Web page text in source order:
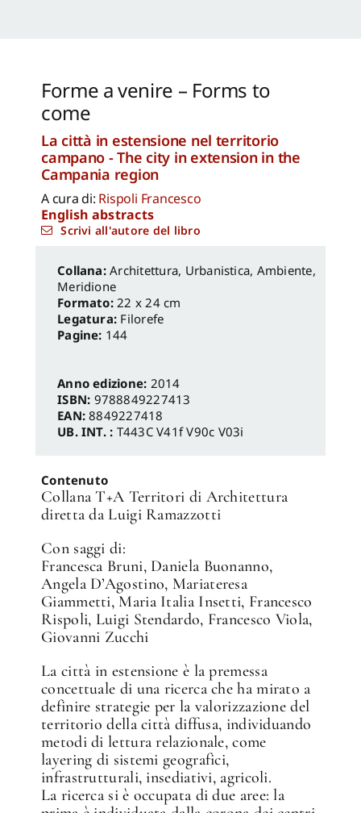
Forme a venire – Forms to
come
La città in estensione nel territorio
campano - The city in extension in the
Campania region
A cura di: Rispoli Francesco
English abstracts
Scrivi all'autore del libro
Architettura, Urbanistica, Ambiente,
Meridione
Formato:22 x 24 cm
Legatura: Filorefe
Pagine: 144
Anno edizione: 2014
ISBN: 9788849227413
EAN:8849227418
UB. INT. : T443C V41f V90c V03i
Contenuto
Collana T+A Territori di Architettura
diretta da Luigi Ramazzotti
Con saggi di:
Francesca Bruni, Daniela Buonanno,
Angela D’Agostino, Mariateresa
Giammetti, Maria Italia Insetti, Francesco
Rispoli, Luigi Stendardo, Francesco Viola,
Giovanni Zucchi
La città in estensione è la premessa
concettuale di una ricerca che ha mirato a
definire strategie per la valorizzazione del
territorio della città diffusa, individuando
metodi di lettura relazionale, come
layering di sistemi geografici,
infrastrutturali, insediativi, agricoli.
La ricerca si è occupata di due aree: la